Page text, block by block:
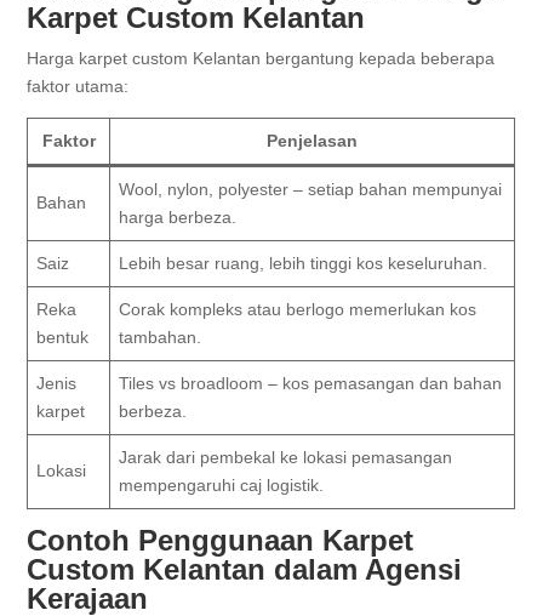
Karpet Custom Kelantan
Harga karpet custom Kelantan bergantung kepada beberapa
faktor utama:
Faktor Penjelasan
Bahan
Wool, nylon, polyester – setiap bahan mempunyai
harga berbeza.
Saiz Lebih besar ruang, lebih tinggi kos keseluruhan.
Reka
bentuk
Corak kompleks atau berlogo memerlukan kos
tambahan.
Jenis
karpet
Tiles vs broadloom – kos pemasangan dan bahan
berbeza.
Lokasi
Jarak dari pembekal ke lokasi pemasangan
mempengaruhi caj logistik.
Contoh Penggunaan Karpet
Custom Kelantan dalam Agensi
Kerajaan